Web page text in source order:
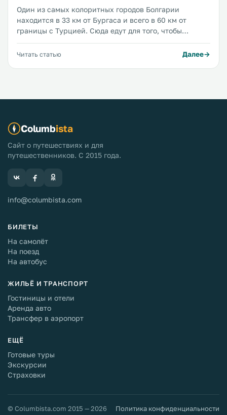
Один из самых колоритных городов Болгарии
находится в 33 км от Бургаса и всего в 60 км от
границы с Турцией. Сюда едут для того, чтобы
позагорать на бесконечных песчаных пляжах,
покупаться в чистейшем теплом море, подышать
Читать статью Далее
Columbista
Сайт о путешествиях и для
путешественников. С 2015 года.
info@columbista.com
БИЛЕТЫ
На самолёт
На поезд
На автобус
ЖИЛЬЁ И ТРАНСПОРТ
Гостиницы и отели
Аренда авто
Трансфер в аэропорт
ЕЩЁ
Готовые туры
Экскурсии
Страховки
© Columbista.com 2015 — 2026 Политика конфиденциальности